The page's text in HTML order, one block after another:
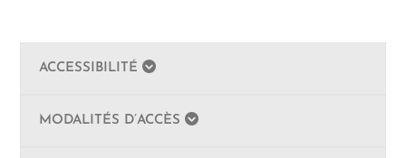
ACCESSIBILITÉ
MODALITÉS D’ACCÈS